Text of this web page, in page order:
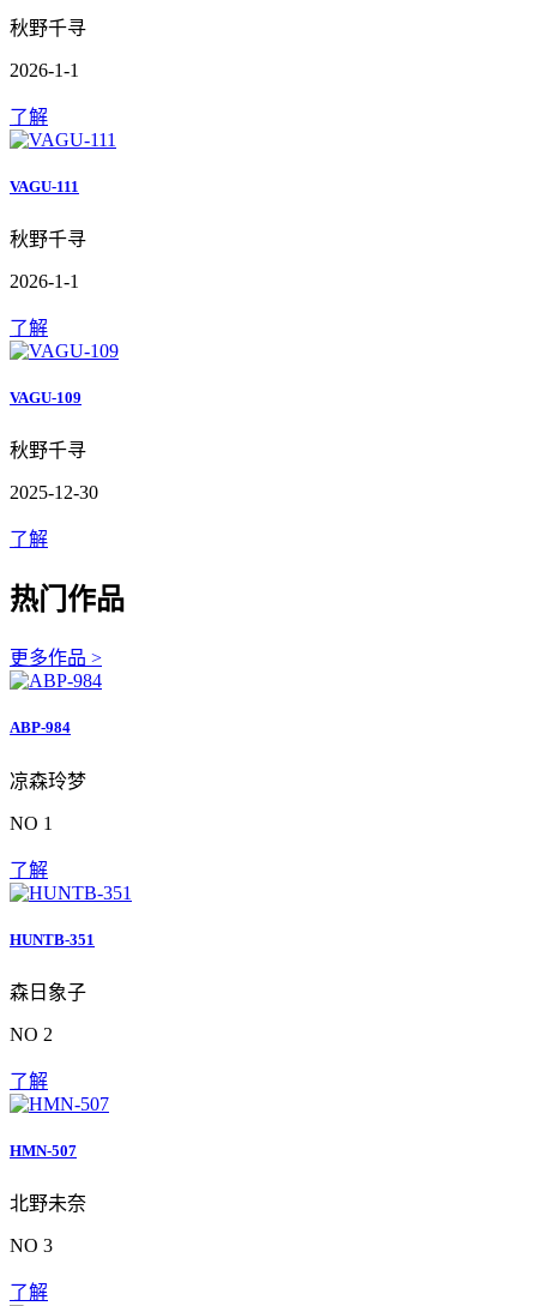
秋野千寻
2026-1-1
了解
VAGU-111
秋野千寻
2026-1-1
了解
VAGU-109
秋野千寻
2025-12-30
了解
热门作品
更多作品 >
ABP-984
凉森玲梦
NO 1
了解
HUNTB-351
森日象子
NO 2
了解
HMN-507
北野未奈
NO 3
了解